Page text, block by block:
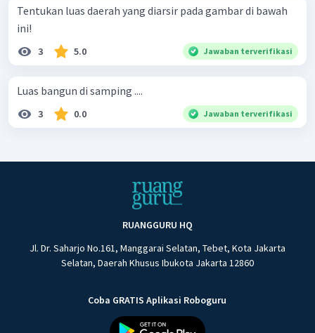
Tentukan luas daerah yang diarsir pada gambar di bawah
ini!
3 5.0 Jawaban terverifikasi
Luas bangun di samping ....
3 0.0 Jawaban terverifikasi
RUANGGURU HQ
Jl. Dr. Saharjo No.161, Manggarai Selatan, Tebet, Kota Jakarta
Selatan, Daerah Khusus Ibukota Jakarta 12860
Coba GRATIS Aplikasi Roboguru